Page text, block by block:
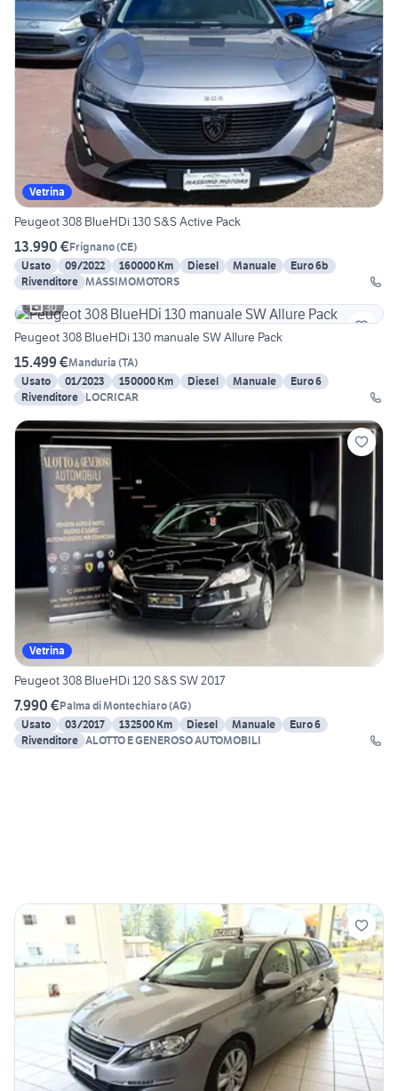
Vetrina
Peugeot 308 BlueHDi 130 S&S Active Pack
13.990 €Frignano(CE)
Usato
09/2022 160000 Km Diesel Manuale
Euro 6b
Rivenditore MASSIMOMOTORS
30
Peugeot 308 BlueHDi 130 manuale SW Allure Pack
15.499 €Manduria (TA)
Usato
01/2023 150000 Km Diesel Manuale
Euro 6
Rivenditore LOCRICAR
Vetrina
Peugeot 308 BlueHDi 120 S&S SW 2017
7.990 €Palma di Montechiaro(AG)
Usato
03/2017 132500 Km Diesel Manuale
Euro 6
Rivenditore ALOTTO E GENEROSO AUTOMOBILI